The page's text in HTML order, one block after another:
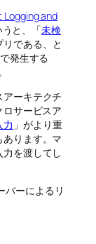
Logging and
と、「未検
である、と
発生する
アーキテクチ
サービスア
力 」がより重
ります。マ
を渡してし
バーによるリ